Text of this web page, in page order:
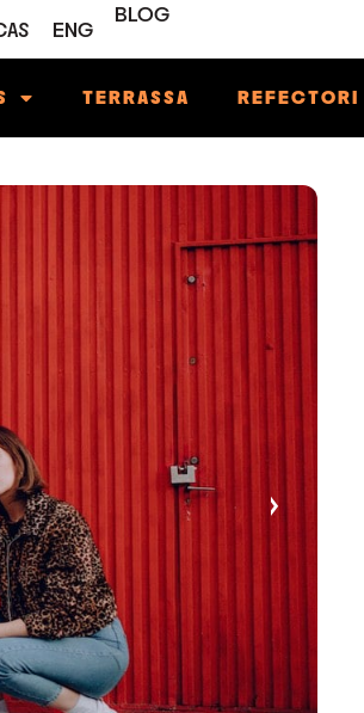
ENG
BLOG
TERRASSA REFECTORI
›